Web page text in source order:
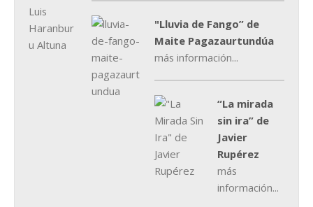
"Lluvia de Fango” de
Maite Pagazaurtundúa
más información...
“La mirada
sin ira” de
Javier
Rupérez
más
información...